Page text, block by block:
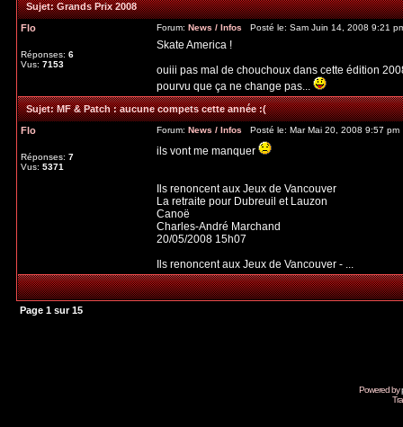
Sujet:Grands Prix 2008
Flo
Réponses: 6
Vus: 7153
Forum: News / Infos Posté le: Sam Juin 14, 2008 9:21
Skate America !
ouiii pas mal de chouchoux dans cette édition
pourvu que ça ne change pas...
Sujet:MF & Patch : aucune compets cette année :(
Flo
Réponses: 7
Vus: 5371
Forum: News / Infos Posté le: Mar Mai 20, 2008 9:57
ils vont me manquer
Ils renoncent aux Jeux de Vancouver
La retraite pour Dubreuil et Lauzon
Canoë
Charles-André Marchand
20/05/2008 15h07
Ils renoncent aux Jeux de Vancouver - ...
Page 1 sur15
Powered by